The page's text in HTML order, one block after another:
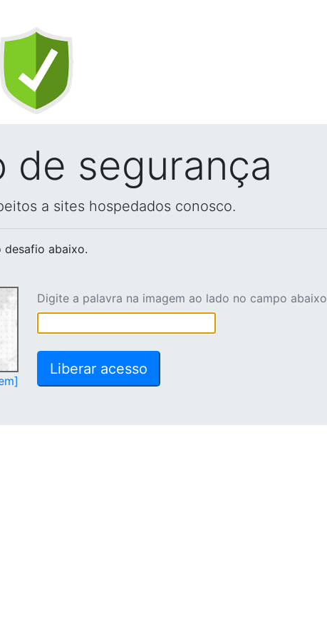
de segurança
a sites hospedados conosco.
desafio abaixo.
Digite a palavra na imagem ao lado no campo abaixo